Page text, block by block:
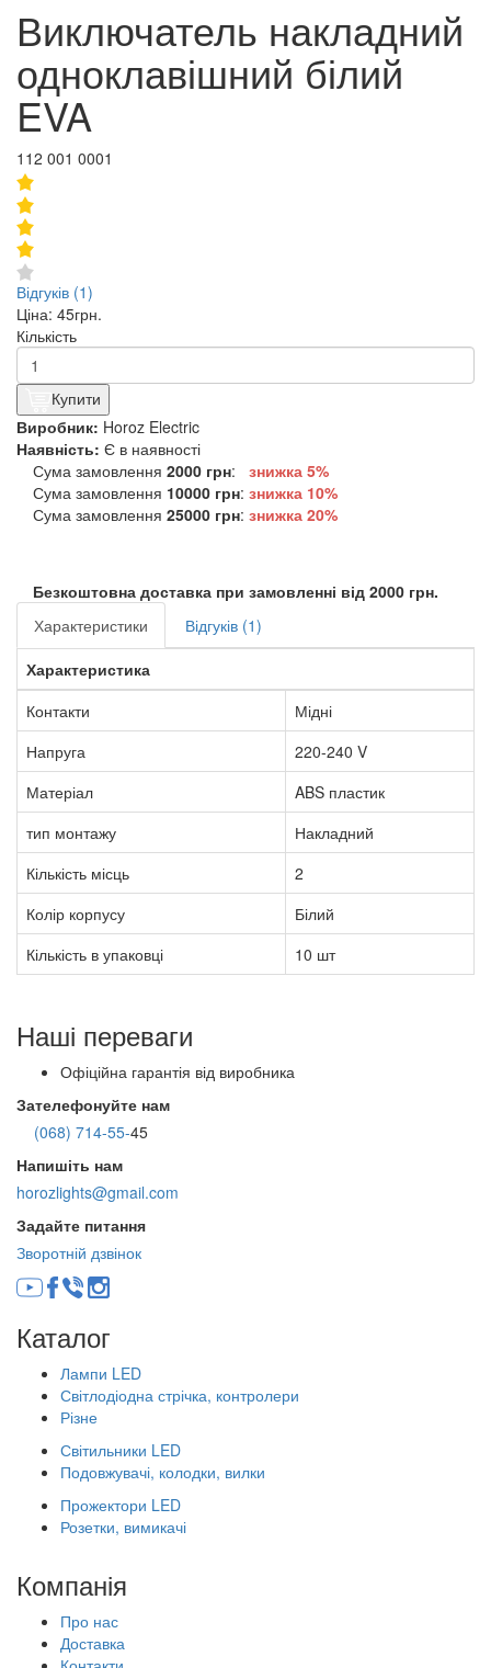
Виключатель накладний
одноклавішний білий
EVA
112 001 0001
Відгуків (1)
Ціна: 45грн.
Кількість
Купити
Виробник: Horoz Electric
Наявність: Є в наявності
Сума замовлення 2000 грн:
знижка 5%
Сума замовлення 10000 грн: знижка 10%
Сума замовлення 25000 грн: знижка 20%
Безкоштовна доставка при замовленні від 2000 грн.
Характеристики
Відгуків (1)
Характеристика
Контакти
Мідні
Напруга
220-240 V
Матеріал
ABS пластик
тип монтажу
Накладний
Кількість місць
2
Колір корпусу
Білий
Кількість в упаковці
10 шт
Наші переваги
Офіційна гарантія від виробника
Зателефонуйте нам
(068) 714-55-45
Напишіть нам
horozlights@gmail.com
Задайте питання
Зворотній дзвінок
Каталог
Лампи LED
Світлодіодна стрічка, контролери
Різне
Світильники LED
Подовжувачі, колодки, вилки
Прожектори LED
Розетки, вимикачі
Компанія
Про нас
Доставка